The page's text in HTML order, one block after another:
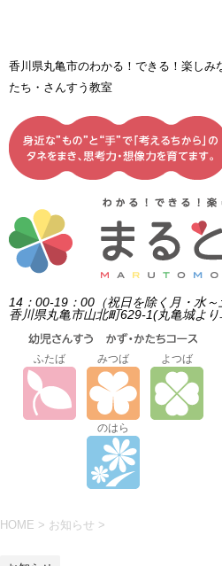
香川県丸亀市のわかる！できる！楽し
たち・さんすう教室
14：00-19：00（祝日を除く月・水～
香川県丸亀市山北町629-1(丸亀城より
ふたば みつば よつば
のはら
HOME > お知らせ >